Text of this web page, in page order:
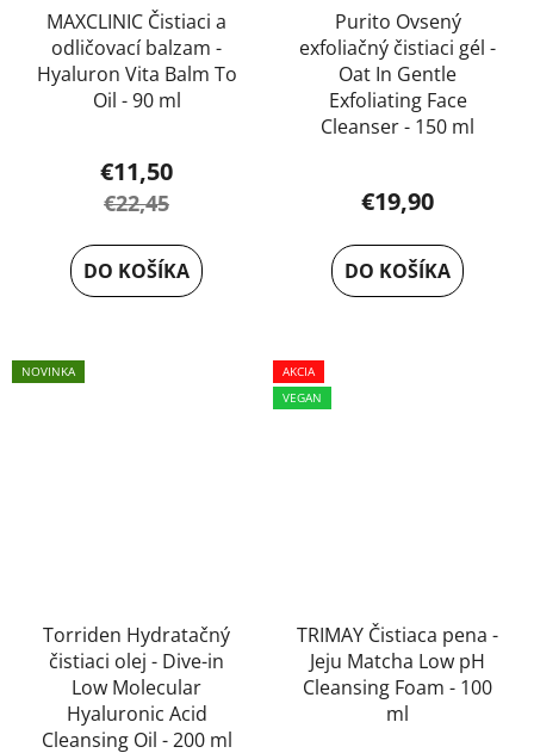
MAXCLINIC Čistiaci a
odličovací balzam -
Hyaluron Vita Balm To
Oil - 90 ml
€11,50
€22,45
DO KOŠÍKA
Purito Ovsený
exfoliačný čistiaci gél -
Oat In Gentle
Exfoliating Face
Cleanser - 150 ml
€19,90
DO KOŠÍKA
NOVINKA
Torriden Hydratačný
čistiaci olej - Dive-in
Low Molecular
Hyaluronic Acid
Cleansing Oil - 200 ml
AKCIA
VEGAN
TRIMAY Čistiaca pena -
Jeju Matcha Low pH
Cleansing Foam - 100
ml